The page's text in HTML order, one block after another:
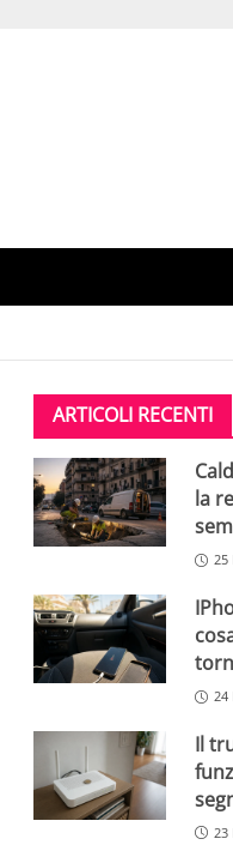
ARTICOLI RECENTI
la
25
24
Il
23